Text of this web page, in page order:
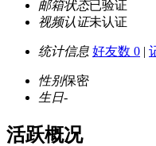
邮箱状态已验证
视频认证未认证
统计信息 好友数 0 |
性别保密
生日-
活跃概况